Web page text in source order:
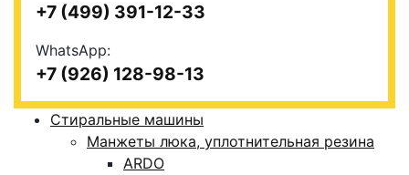
+7 (499) 391-12-33
WhatsApp:
+7 (926) 128-98-13
Стиральные машины
Манжеты люка, уплотнительная резина
ARDO